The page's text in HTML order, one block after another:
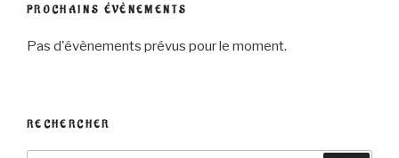
PROCHAINS ÉVÈNEMENTS
Pas d'évènements prévus pour le moment.
RECHERCHER